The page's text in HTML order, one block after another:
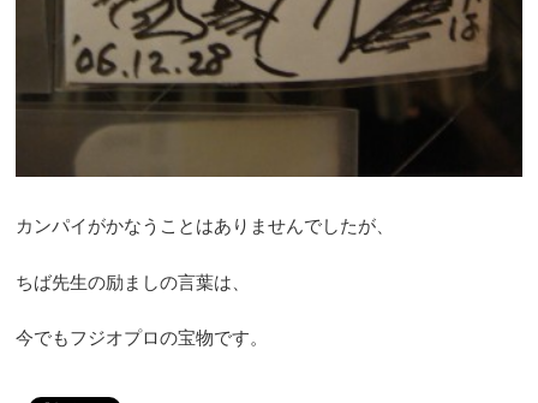
カンパイがかなうことはありませんでしたが、
ちば先生の励ましの言葉は、
今でもフジオプロの宝物です。